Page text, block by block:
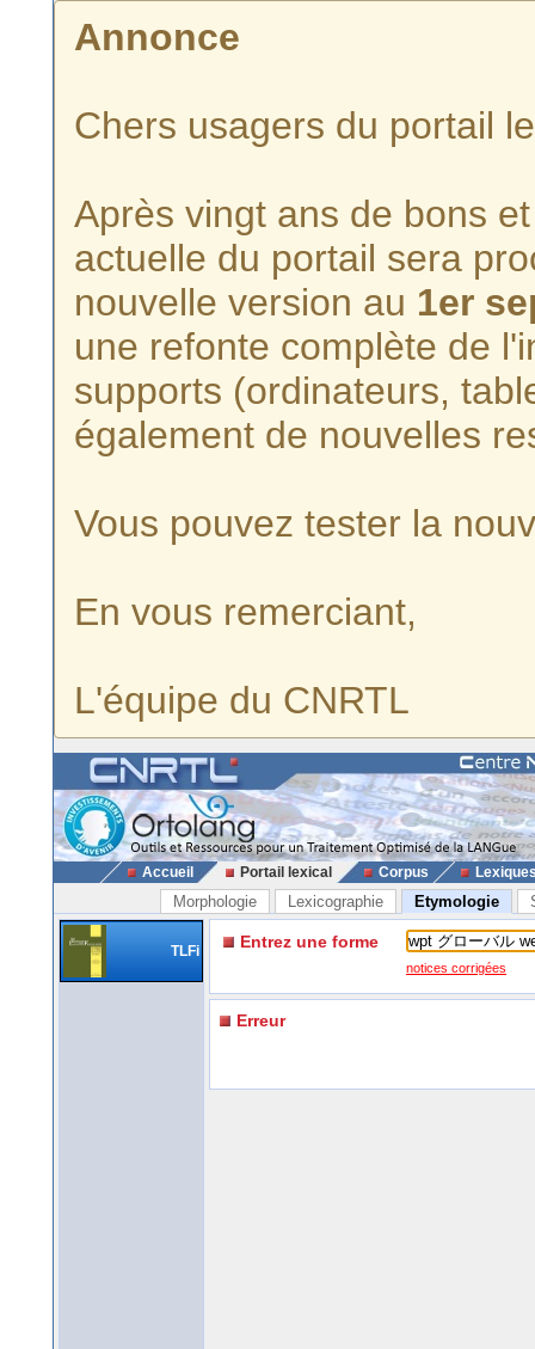
Annonce
Chers usagers du portail
Après vingt ans de bons
actuelle du portail sera
nouvelle version au 1er
une refonte complète de
supports (ordinateurs,
également de nouvelles
Vous pouvez tester la
En vous remerciant,
L'équipe du CNRTL
Accueil Portail lexical Corpus
Morphologie Lexicographie Etymologie
TLFi Entrez une forme
notices corrigées
Erreur